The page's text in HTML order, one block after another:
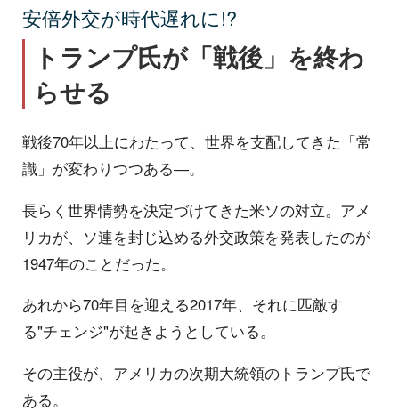
安倍外交が時代遅れに!?
トランプ氏が「戦後」を終わ
らせる
戦後70年以上にわたって、世界を支配してきた「常
識」が変わりつつある―。
長らく世界情勢を決定づけてきた米ソの対立。アメ
リカが、ソ連を封じ込める外交政策を発表したのが
1947年のことだった。
あれから70年目を迎える2017年、それに匹敵す
る"チェンジ"が起きようとしている。
その主役が、アメリカの次期大統領のトランプ氏で
ある。